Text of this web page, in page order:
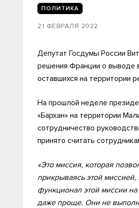
ПОЛИТИКА
21 ФЕВРАЛЯ 2022
Депутат Госдумы России
решения Франции о выводе
оставшихся на территории
На прошлой неделе
«Бархан» на территории
сотрудничество
принято считать
«Это миссия, которая
прикрываясь этой
функционал этой миссии
даже проще. Они не